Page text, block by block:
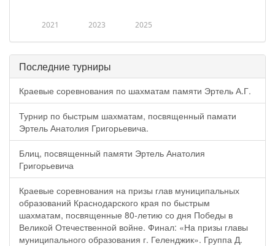
2021 2023 2025
Последние турниры
Краевые соревнования по шахматам памяти Эртель А.Г.
Турнир по быстрым шахматам, посвященный памати
Эртель Анатолия Григорьевича.
Блиц, посвященный памяти Эртель Анатолия
Григорьевича
Краевые соревнования на призы глав муниципальных
образований Краснодарского края по быстрым
шахматам, посвященные 80-летию со дня Победы в
Великой Отечественной войне. Финал: «На призы главы
муниципального образования г. Геленджик». Группа Д.